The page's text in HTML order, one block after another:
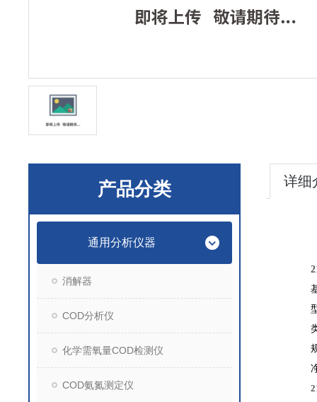
产品分类
通用分析仪器
消解器
COD分析仪
化学需氧量COD检测仪
COD氨氮测定仪
详细